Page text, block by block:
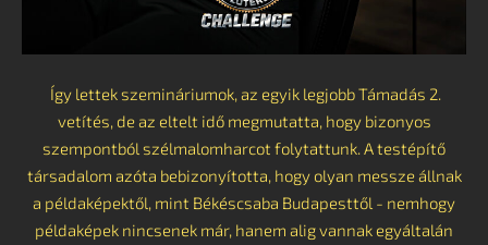
Így lettek szemináriumok, az egyik legjobb Támadás 2.
vetítés, de az eltelt idő megmutatta, hogy bizonyos
szempontból szélmalomharcot folytattunk. A testépítő
társadalom azóta bebizonyította, hogy olyan messze állnak
a példaképektől, mint Békéscsaba Budapesttől - nemhogy
példaképek nincsenek már, hanem alig vannak egyáltalán